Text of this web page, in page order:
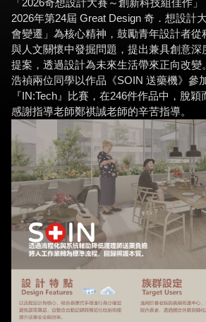
2026年第24屆 Great Design 奇．想設計
會變遷」為核心精神，鼓勵青年設計者從
與人文關懷中發掘問題，提出兼具創意深
提案，透過設計為未來生活帶來正向改變
浩禎兩位同學以作品《SOIN 送藥機》參
『IN:Tech』比賽，在246件作品中，脫穎
感謝指導老師鄭祺誠老師的辛苦指導。